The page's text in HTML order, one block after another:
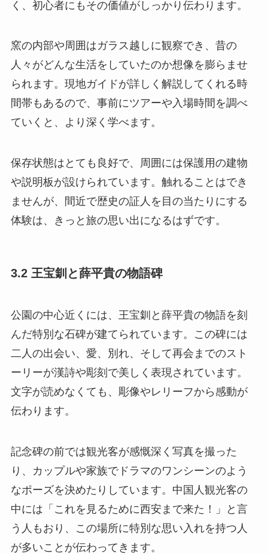
く、初心者にもその価値がしっかり伝わります。
窯の内部や周囲はガラス越しに観察でき、昔の
人々がどんな生活をしていたのか想像を膨らませ
られます。現地ガイドが詳しく解説してくれる時
間帯もあるので、事前にツアーや入場時間を調べ
ていくと、より深く学べます。
保存状態はとても良好で、周囲には保護用の建物
や説明板が設けられています。触れることはでき
ませんが、間近で歴史の証人を目の当たりにする
体験は、きっと旅の思い出になるはずです。
3.2 王宝釧と薛平貴の物語碑
公園の中心近くには、王宝釧と薛平貴の物語を刻
んだ特別な石碑が建てられています。この碑には
二人の出会い、愛、別れ、そして再会までのスト
ーリーが漢詩や彫刻で美しく表現されています。
文字が読めなくても、彫像やレリーフから感動が
伝わります。
記念碑の前では観光客が感慨深く写真を撮った
り、カップルや家族でドラマのワンシーンのよう
なポーズを決めたりしています。中国人観光客の
中には「これを見るために西安まで来た！」と言
う人もおり、この場所に特別な思い入れを持つ人
が多いことが伝わってきます。